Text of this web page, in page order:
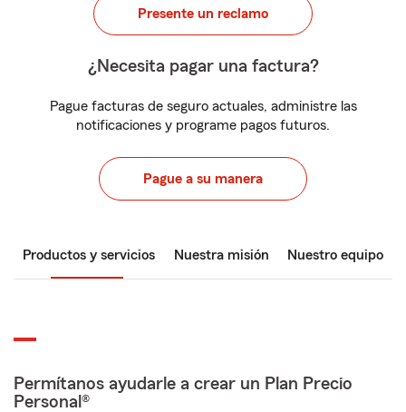
Presente un reclamo
¿Necesita pagar una factura?
Pague facturas de seguro actuales, administre las
notificaciones y programe pagos futuros.
Pague a su manera
Productos y servicios Nuestra misión Nuestro equipo
Permítanos ayudarle a crear un Plan Precio
Personal®